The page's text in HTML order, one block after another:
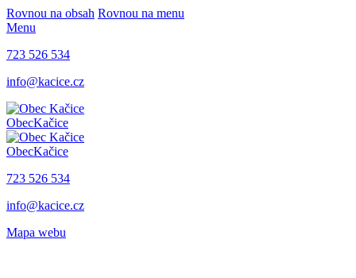
Rovnou na obsah Rovnou na menu
Menu
723 526 534
info@kacice.cz
ObecKačice
ObecKačice
723 526 534
info@kacice.cz
Mapa webu